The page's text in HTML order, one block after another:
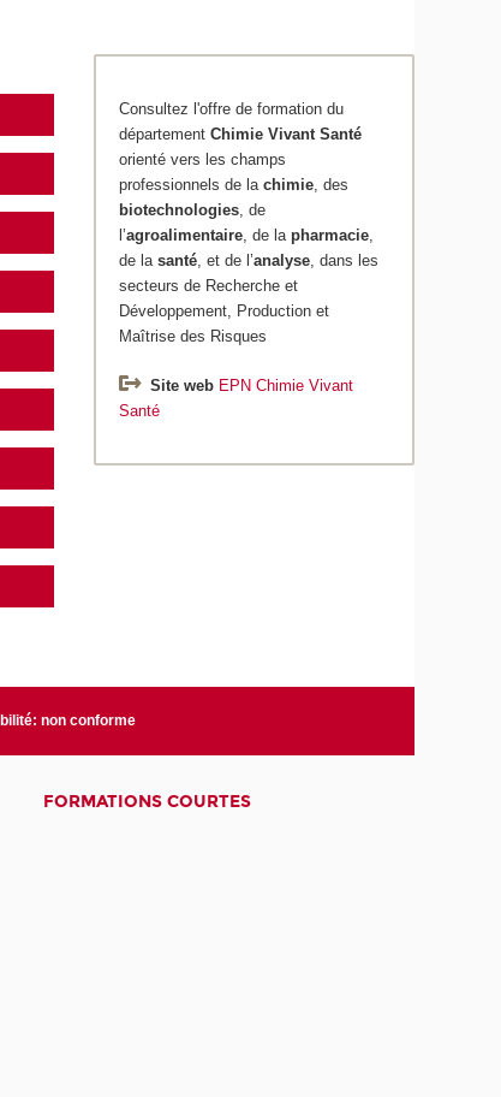
Consultez l'offre de formation du
département Chimie Vivant Santé
orienté vers les champs
professionnels de lachimie, des
biotechnologies, de
l’agroalimentaire, de lapharmacie,
de lasanté, et de l’analyse, dans les
secteurs de Recherche et
Développement, Production et
Maîtrise des Risques
Site web EPN Chimie Vivant
Santé
non conforme
FORMATIONS COURTES